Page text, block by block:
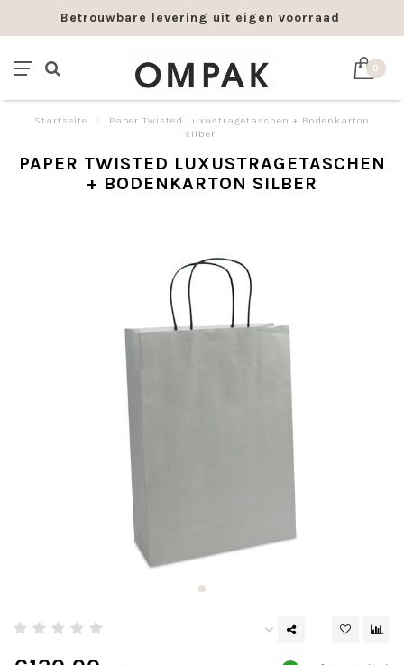
Betrouwbare levering uit eigen voorraad
0
Startseite
Paper Twisted Luxustragetaschen + Bodenkarton
silber
PAPER TWISTED LUXUSTRAGETASCHEN
+ BODENKARTON SILBER